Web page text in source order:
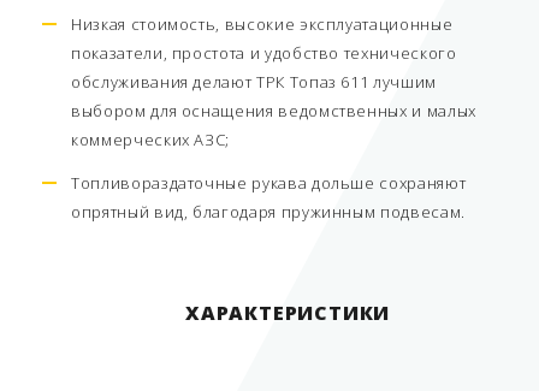
Низкая стоимость, высокие эксплуатационные
показатели, простота и удобство технического
обслуживания делают ТРК Топаз 611 лучшим
выбором для оснащения ведомственных и малых
коммерческих АЗС;
Топливораздаточные рукава дольше сохраняют
опрятный вид, благодаря пружинным подвесам.
ХАРАКТЕРИСТИКИ